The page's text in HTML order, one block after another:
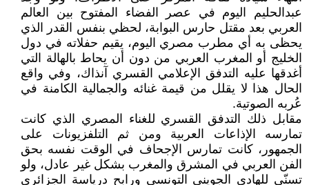
عبدالحليم اليوم في عصر الفضاء المفتوح بين العالم
العربي بعد مقتل حارس البوابة، لحظي بنفس القدر الذي
يحظى به أي مطرب مصري اليوم، يقيم حفلاته في دول
الخليج أو المغرب العربي من دون أن يحاط بالهالة التي
أغدقها عليه التدفق الإعلامي القسري آنذاك، وفي واقع
الحال هذا لا يقلل من قيمة غنائه والجمالية الكامنة في
عُربه الصوتية.
مقابل ذلك التدفق القسري للغناء المصري الذي كانت
تمارسه الإذاعات العربية ومن ثم التلفزيونات على
الجمهور، كانت تمارس الإجحاف في الوقت نفسه بحق
الفن العربي في المشرق والمغرب بشكل غير عادل، ولو
تسنّى للهادي الجويني التونسي ورابح درياسة الجزائري